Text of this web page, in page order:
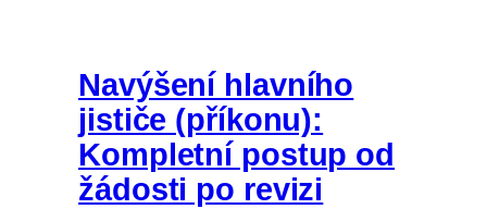
Navýšení hlavního
jističe (příkonu):
Kompletní postup od
žádosti po revizi